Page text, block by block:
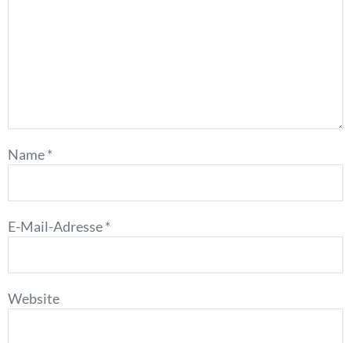
Name*
E-Mail-Adresse*
Website